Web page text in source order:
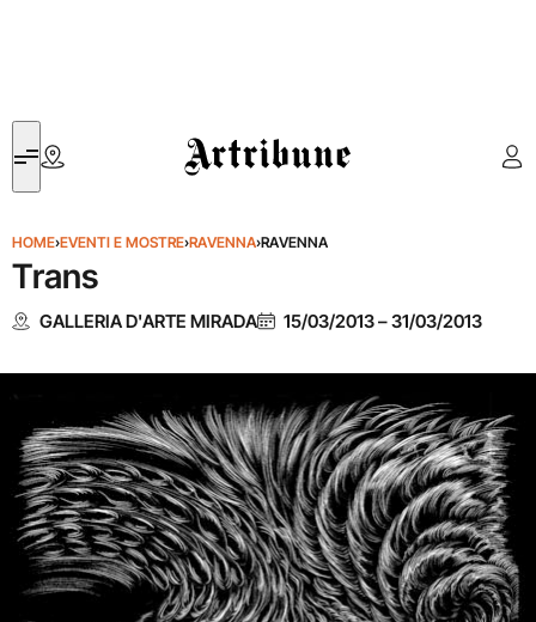
Artribune
HOME›EVENTI E MOSTRE›RAVENNA›RAVENNA
Trans
GALLERIA D'ARTE MIRADA 15/03/2013–31/03/2013